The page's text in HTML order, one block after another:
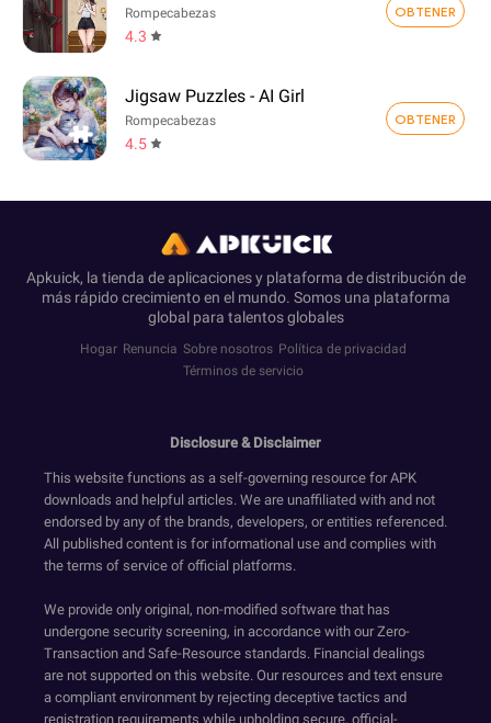
Rompecabezas
4.3
OBTENER
Jigsaw Puzzles - AI Girl
Rompecabezas
4.5
OBTENER
Apkuick, la tienda de aplicaciones y plataforma de distribución de
más rápido crecimiento en el mundo. Somos una plataforma
global para talentos globales
Hogar Renuncia Sobre nosotros Política de privacidad
Términos de servicio
Disclosure & Disclaimer
This website functions as a self-governing resource for APK
downloads and helpful articles. We are unaffiliated with and not
endorsed by any of the brands, developers, or entities referenced.
All published content is for informational use and complies with
the terms of service of official platforms.
We provide only original, non-modified software that has
undergone security screening, in accordance with our Zero-
Transaction and Safe-Resource standards. Financial dealings
are not supported on this website. Our resources and text ensure
a compliant environment by rejecting deceptive tactics and
registration requirements while upholding secure, official-